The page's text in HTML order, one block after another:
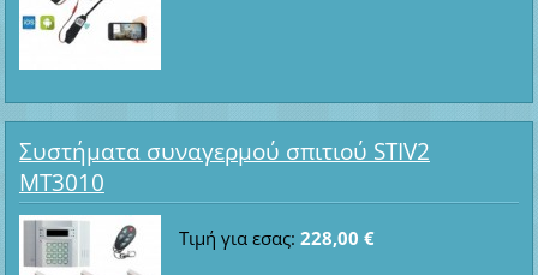
Συστήματα συναγερμού σπιτιού STIV2
MT3010
Τιμή για εσας: 228,00 €